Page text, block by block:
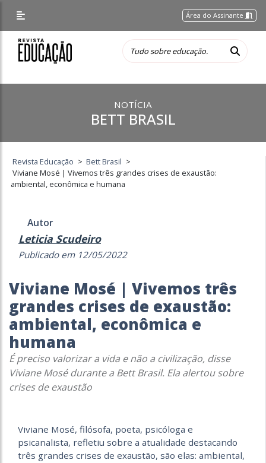
Área do Assinante
NOTÍCIA
BETT BRASIL
Revista Educação > Bett Brasil >
Viviane Mosé | Vivemos três grandes crises de exaustão:
ambiental, econômica e humana
Autor
Leticia Scudeiro
Publicado em 12/05/2022
Viviane Mosé | Vivemos três
grandes crises de exaustão:
ambiental, econômica e
humana
É preciso valorizar a vida e não a civilização, disse
Viviane Mosé durante a Bett Brasil. Ela alertou sobre
crises de exaustão
Viviane Mosé, filósofa, poeta, psicóloga e
psicanalista, refletiu sobre a atualidade destacando
três grandes crises de exaustão, são elas: ambiental,